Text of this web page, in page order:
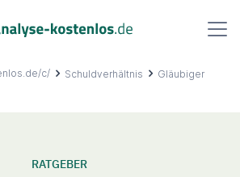
c/ Schuldverhältnis
Gläubiger
RATGEBER